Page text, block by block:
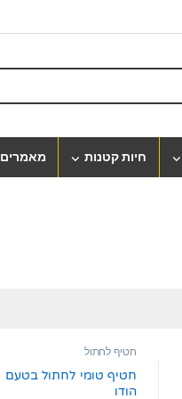
חיות קטנות מאמרים
חטיף לחתול
חטיף טומי לחתול בטעם
הודו